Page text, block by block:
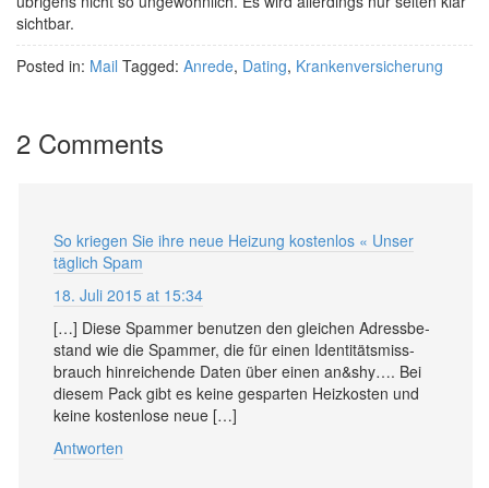
sichtbar.
Posted in: Mail Tagged: Anrede, Dating, Krankenversicherung
2 Comments
So kriegen Sie ihre neue Heizung kostenlos « Unser
täglich Spam
18. Juli 2015 at 15:34
[…] Diese Spammer be­nutzen den gleichen Adress­be­
stand wie die Spammer, die für einen Iden­ti­täts­miss­
brauch hin­reichende Da­ten über einen an&shy…. Bei
diesem Pack gibt es keine ge­spar­ten Heiz­kosten und
keine kosten­lose neue […]
Antworten